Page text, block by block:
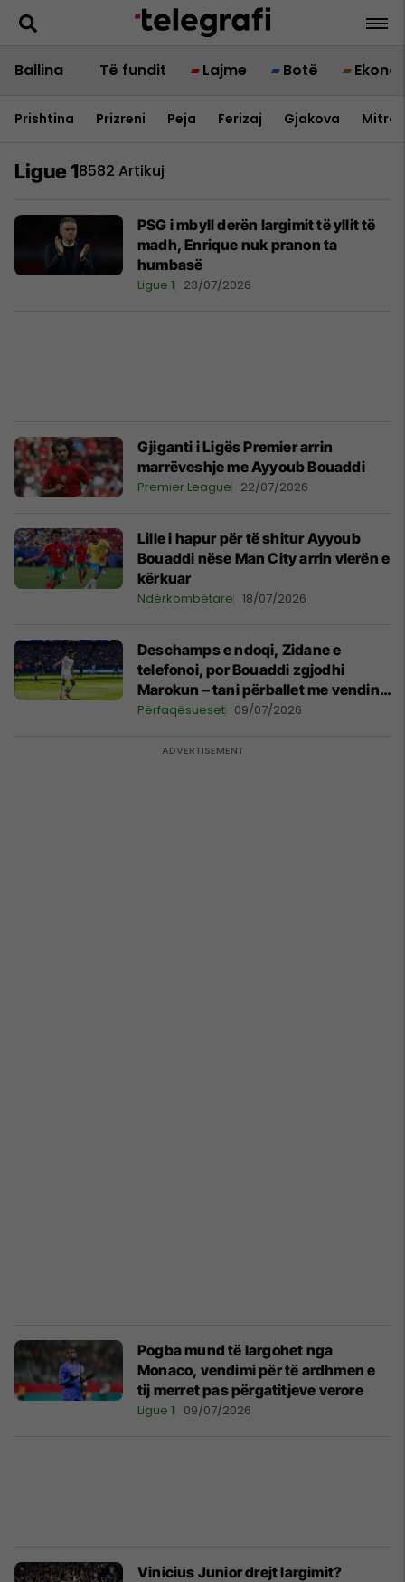
Ballina Të fundit Lajme Botë
Prishtina Prizreni Peja Ferizaj Gjakova
Ligue 18582 Artikuj
PSG i mbyll derën largimit të yllit të
madh, Enrique nuk pranon ta
humbasë
Ligue 1 23/07/2026
Gjiganti i Ligës Premier arrin
marrëveshje me Ayyoub Bouaddi
Premier League 22/07/2026
Lille i hapur për të shitur Ayyoub
Bouaddi nëse Man City arrin vlerën e
kërkuar
Ndërkombëtare 18/07/2026
Deschamps e ndoqi, Zidane e
telefonoi, por Bouaddi zgjodhi
Marokun – tani përballet me vendin
ku u rrit
Përfaqësueset 09/07/2026
Pogba mund të largohet nga
Monaco, vendimi për të ardhmen e
tij merret pas përgatitjeve verore
Ligue 1 09/07/2026
Vinicius Junior drejt largimit?